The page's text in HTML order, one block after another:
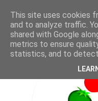
This site uses cookies
and to analyze traffic.
shared with Google
metrics to ensure
statistics, and to detect